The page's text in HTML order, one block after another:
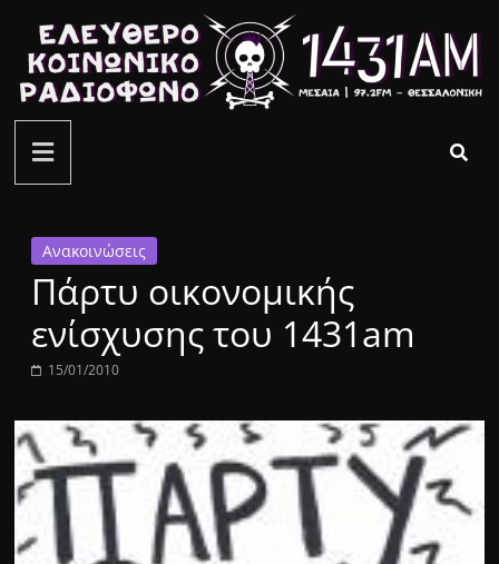
περιεχόμενο
ελεύθερο
κοινωνικό
ραδιόφωνο
1431AM
Ανακοινώσεις
Πάρτυ οικονομικής
ενίσχυσης του 1431am
15/01/2010